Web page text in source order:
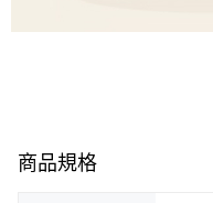
商品規格